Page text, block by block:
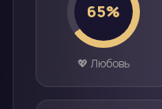
65%
💖 Любовь